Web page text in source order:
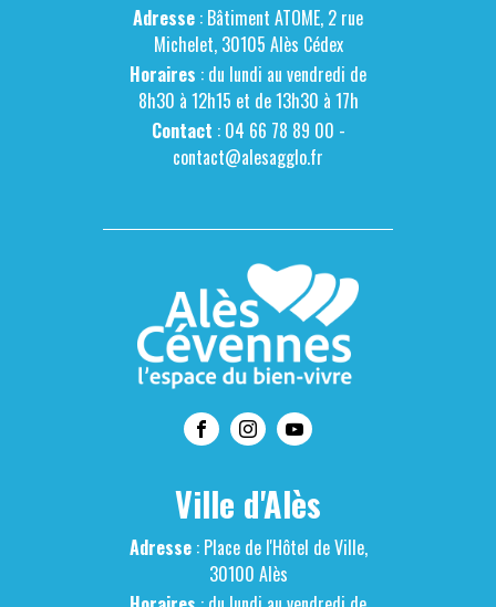
Adresse : Bâtiment ATOME, 2 rue
Michelet, 30105 Alès Cédex
Horaires : du lundi au vendredi de
8h30 à 12h15 et de 13h30 à 17h
Contact : 04 66 78 89 00 -
contact@alesagglo.fr
Ville d'Alès
Adresse: Place de l'Hôtel de Ville,
30100 Alès